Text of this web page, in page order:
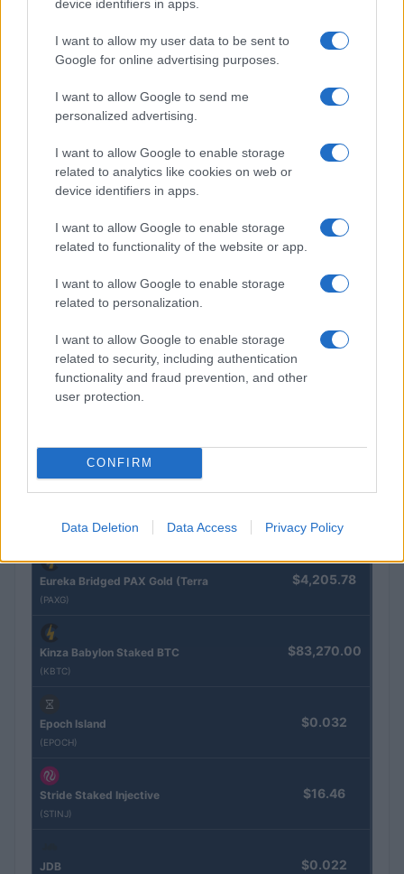
device identifiers in apps.
I want to allow my user data to be sent to
Google for online advertising purposes.
I want to allow Google to send me
personalized advertising.
I want to allow Google to enable storage
related to analytics like cookies on web or
device identifiers in apps.
I want to allow Google to enable storage
related to functionality of the website or app.
I want to allow Google to enable storage
related to personalization.
I want to allow Google to enable storage
related to security, including authentication
functionality and fraud prevention, and other
user protection.
CONFIRM
Data Deletion Data Access Privacy Policy
Brentolie daalt naar 88.9 dollar: grondstoffen onder druk
NEWS
Brentolie daalt naar 91,82 dollar: een week van teruggang in
grondstoffen
CRYPTOKOERSEN
Naam Prijs
Eureka Bridged PAX Gold (Terra
(PAXG)
$4,205.78
Kinza Babylon Staked BTC
(KBTC)
$83,270.00
Epoch Island
(EPOCH)
$0.032
Stride Staked Injective
(STINJ)
$16.46
JDB $0.022